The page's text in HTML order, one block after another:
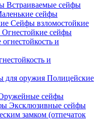
Встраиваемые сейфы
сейфы
Сейфы взломостойкие
Огнестойкие сейфы
и
Полицейские
сейфы
Эксклюзивные сейфы